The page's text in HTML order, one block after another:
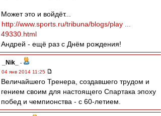
Может это и войдёт...
http://www.sports.ru/tribuna/blogs/play ...
49330.html
Андрей - ещё раз с Днём рождения!
_Nik_
-
04 янв 2014 11:25
Величайшего Тренера, создавшего трудом и
гением своим для настоящего Спартака эпоху
побед и чемпионства - с 60-летием.